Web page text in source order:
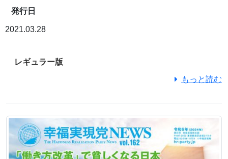
発行日
2021.03.28
レギュラー版
もっと読む